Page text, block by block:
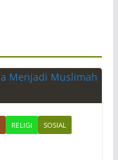
RELIGI
SOSIAL